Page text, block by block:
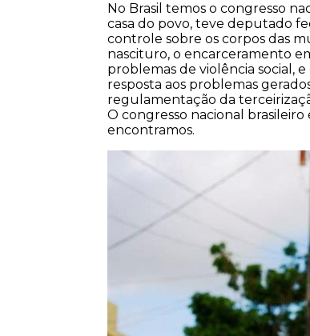
No Brasil temos o congresso
casa do povo, teve deputado
controle sobre os corpos das
nascituro, o encarceramento
problemas de violência social,
resposta aos problemas
regulamentação da
O congresso nacional
encontramos.